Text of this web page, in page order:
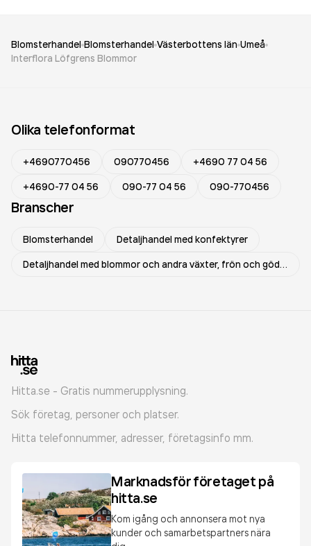
Blomsterhandel Blomsterhandel Västerbottens län Umeå
Interflora Löfgrens Blommor
Olika telefonformat
+4690770456 090770456
+4690 77 04 56
+4690-77 04 56
090-77 04 56 090-770456
Branscher
Blomsterhandel
Detaljhandel med konfektyrer
Detaljhandel med blommor och andra växter, frön och gödselmedel
Hitta.se - Gratis nummerupplysning.
Sök företag, personer och platser.
Hitta telefonnummer, adresser, företagsinfo mm.
Marknadsför företaget på
hitta.se
Kom igång och annonsera mot nya
kunder och samarbetspartners nära